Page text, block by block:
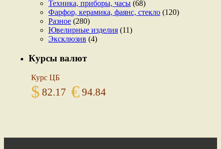
Техника, приборы, часы (68)
Фарфор, керамика, фаянс, стекло (120)
Разное (280)
Ювелирные изделия (11)
Эксклюзив (4)
Курсы валют
Курс ЦБ
$ 82.17 € 94.84